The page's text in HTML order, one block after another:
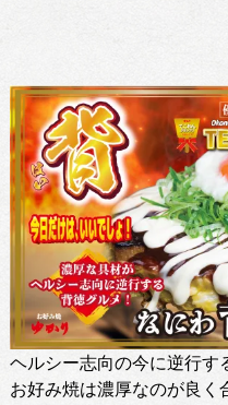
ヘルシー志向の今に逆行す
お好み焼は濃厚なのが良く